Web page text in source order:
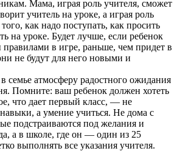
Мама, играя роль учителя, сможет
учитель на уроке, а играя роль
как надо поступать, как просить
на уроке. Будет лучше, если ребенок
правилами в игре, раньше, чем придет в
не будут для него новыми и
в семье атмосферу радостного ожидания
Помните: ваш ребенок должен хотеть
что дает первый класс, — не
а умение учиться. Не дома с
подстраиваются под желания и
а в школе, где он — один из 25
выполнять все указания учителя.